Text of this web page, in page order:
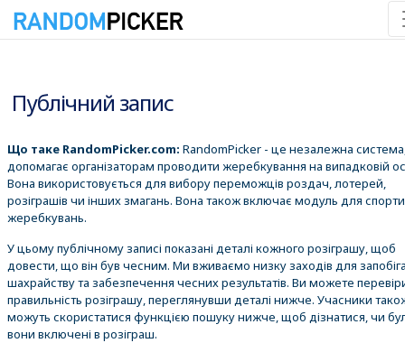
Публічний запис
Що таке RandomPicker.com: RandomPicker - це незалежна
допомагає організаторам проводити жеребкування на випадковій
Вона використовується для вибору переможців роздач, лотерей,
розіграшів чи інших змагань. Вона також включає модуль для
жеребкувань.
У цьому публічному записі показані деталі кожного розіграшу, щоб
довести, що він був чесним. Ми вживаємо низку заходів для
шахрайству та забезпечення чесних результатів. Ви можете
правильність розіграшу, переглянувши деталі нижче. Учасники
можуть скористатися функцією пошуку нижче, щоб дізнатися, чи
вони включені в розіграш.